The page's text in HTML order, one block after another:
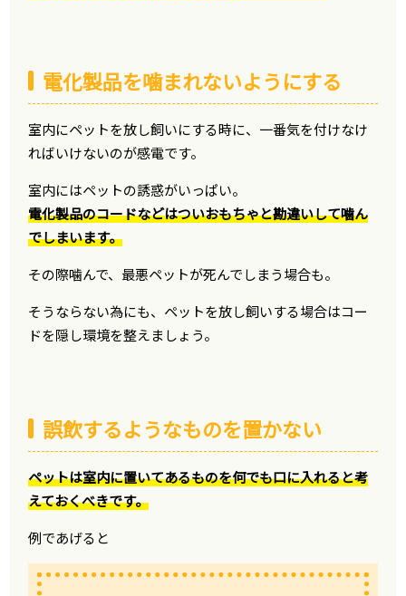
電化製品を噛まれないようにする
室内にペットを放し飼いにする時に、一番気を付けなけ
ればいけないのが感電です。
室内にはペットの誘惑がいっぱい。
電化製品のコードなどはついおもちゃと勘違いして噛ん
でしまいます。
その際噛んで、最悪ペットが死んでしまう場合も。
そうならない為にも、ペットを放し飼いする場合はコー
ドを隠し環境を整えましょう。
誤飲するようなものを置かない
ペットは室内に置いてあるものを何でも口に入れると考
えておくべきです。
例であげると